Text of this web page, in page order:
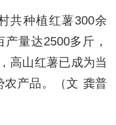
种植红薯300余
量达2500多斤，
高山红薯已成为当
农产品。（文 龚普